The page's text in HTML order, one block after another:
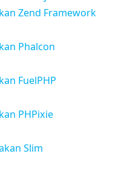
Zend Framework
Phalcon
FuelPHP
PHPixie
Slim